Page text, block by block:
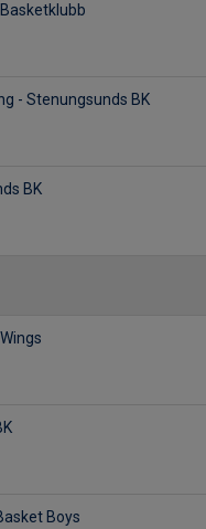
- Stenungsunds BK
BK
Boys